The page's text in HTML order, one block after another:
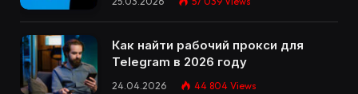
Как найти рабочий прокси для
Telegram в 2026 году
24.04.2026 44 804 Views